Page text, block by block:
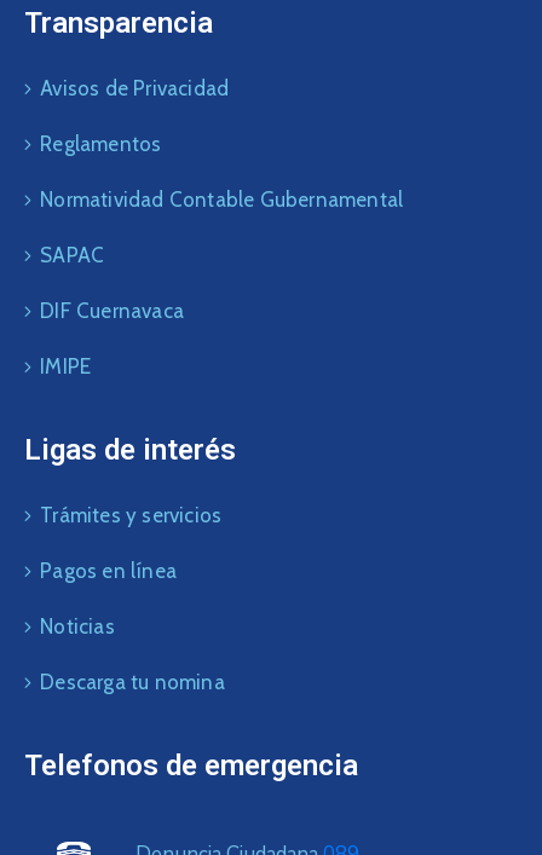
Transparencia
Avisos de Privacidad
Reglamentos
Normatividad Contable Gubernamental
SAPAC
DIF Cuernavaca
IMIPE
Ligas de interés
Trámites y servicios
Pagos en línea
Noticias
Descarga tu nomina
Telefonos de emergencia